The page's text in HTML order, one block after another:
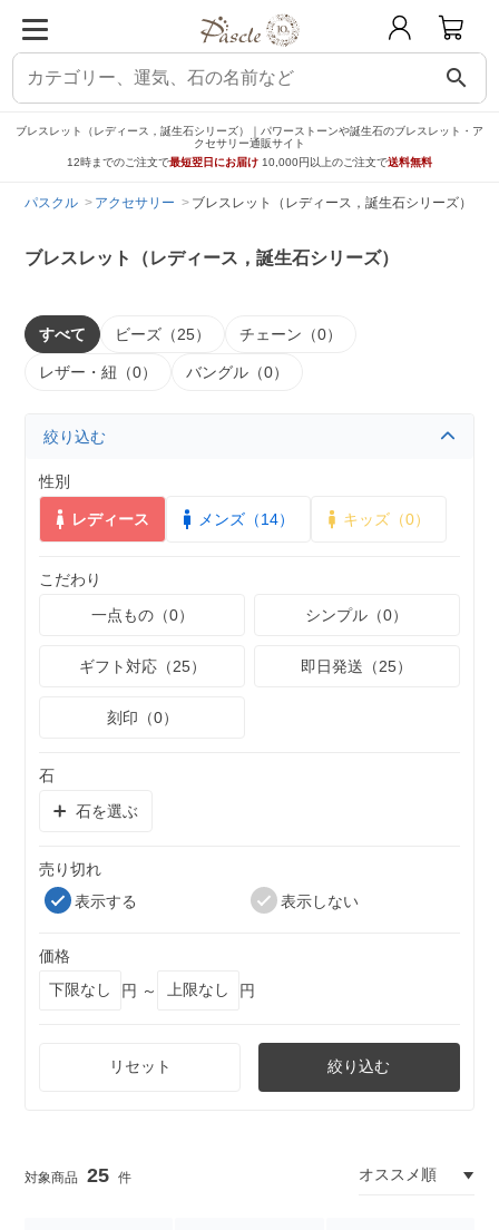
search
ブレスレット（レディース，誕生石シリーズ）｜パワーストーンや誕生石のブレスレット・ア
クセサリー通販サイト
12時までのご注文で最短翌日にお届け 10,000円以上のご注文で送料無料
パスクル アクセサリー ブレスレット（レディース，誕生石シリーズ）
ブレスレット（レディース，誕生石シリーズ）
すべて ビーズ（25） チェーン（0）
レザー・紐（0） バングル（0）
絞り込む
性別
レディース メンズ（14） キッズ（0）
こだわり
一点もの（0）
シンプル（0）
ギフト対応（25） 即日発送（25）
刻印（0）
石
石を選ぶ
売り切れ
表示する
表示しない
価格
円 ～
円
リセット 絞り込む
25